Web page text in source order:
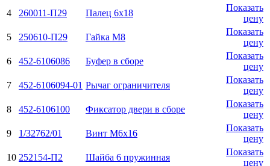
4
260011-П29 Палец 6х18
Показать
цену
5
250610-П29 Гайка М8
Показать
цену
6
452-6106086 Буфер в сборе
Показать
цену
7
452-6106094-01 Рычаг ограничителя
Показать
цену
8
452-6106100 Фиксатор двери в сборе
Показать
цену
9
1/32762/01 Винт М6х16
Показать
цену
10 252154-П2 Шайба 6 пружинная
Показать
цену